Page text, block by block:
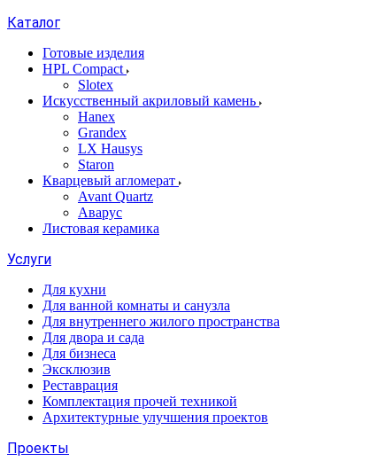
Каталог
Готовые изделия
HPL Compact
Slotex
Искусственный акриловый камень
Hanex
Grandex
LX Hausys
Staron
Кварцевый агломерат
Avant Quartz
Аварус
Листовая керамика
Услуги
Для кухни
Для ванной комнаты и санузла
Для внутреннего жилого пространства
Для двора и сада
Для бизнеса
Эксклюзив
Реставрация
Комплектация прочей техникой
Архитектурные улучшения проектов
Проекты